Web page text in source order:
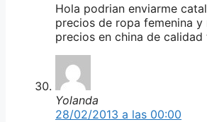
Hola podrian enviarme
precios de ropa femenina
precios en china de
Yolanda
28/02/2013 a las 00:00